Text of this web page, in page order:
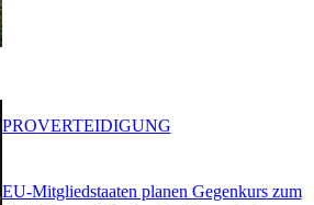
EU-Mitgliedstaaten planen Gegenkurs zum
PROVERTEIDIGUNG